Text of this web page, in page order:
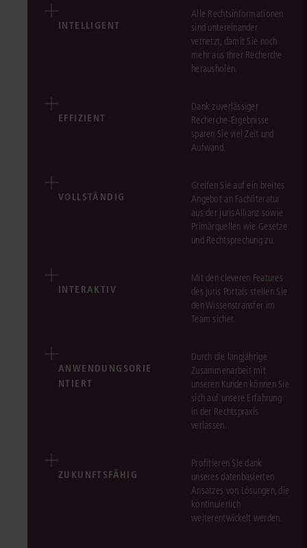
INTELLIGENT
Alle Rechtsinformationen
sind untereinander
vernetzt, damit Sie noch
mehr aus Ihrer Recherche
herausholen.
EFFIZIENT
Dank zuverlässiger
Recherche-Ergebnisse
sparen Sie viel Zeit und
Aufwand.
VOLLSTÄNDIG
Greifen Sie auf ein breites
Angebot an Fachliteratur
aus der jurisAllianz sowie
Primärquellen wie Gesetze
und Rechtsprechung zu.
INTERAKTIV
Mit den cleveren Features
des juris Portals stellen Sie
den Wissenstransfer im
Team sicher.
ANWENDUNGSORIE
NTIERT
Durch die langjährige
Zusammenarbeit mit
unseren Kunden können Sie
sich auf unsere Erfahrung
in der Rechtspraxis
verlassen.
ZUKUNFTSFÄHIG
Profitieren Sie dank
unseres datenbasierten
Ansatzes von Lösungen, die
kontinuierlich
weiterentwickelt werden.